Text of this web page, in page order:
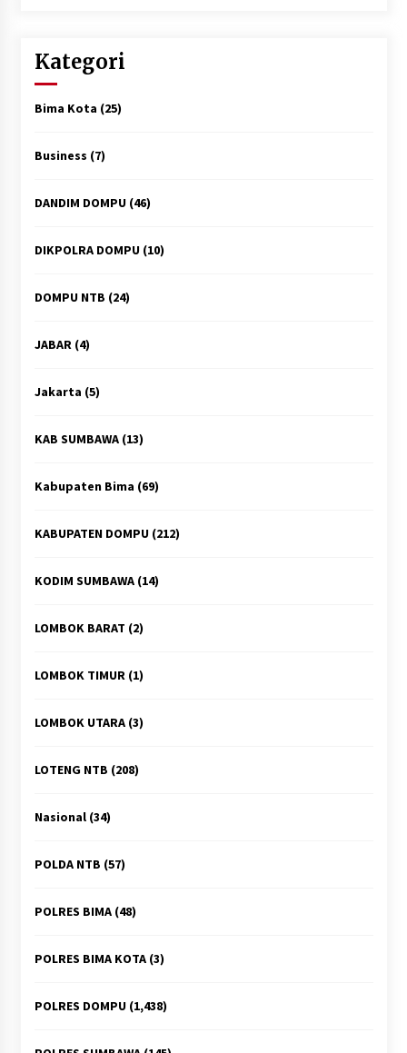
Kategori
Bima Kota (25)
Business (7)
DANDIM DOMPU(46)
DIKPOLRA DOMPU(10)
DOMPU NTB (24)
JABAR(4)
Jakarta (5)
KAB SUMBAWA(13)
Kabupaten Bima (69)
KABUPATEN DOMPU(212)
KODIM SUMBAWA(14)
LOMBOK BARAT (2)
LOMBOK TIMUR(1)
LOMBOK UTARA(3)
LOTENG NTB (208)
Nasional(34)
POLDA NTB (57)
POLRES BIMA(48)
POLRES BIMA KOTA(3)
POLRES DOMPU(1,438)